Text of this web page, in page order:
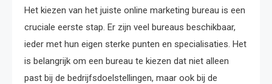
Het kiezen van het juiste online marketing bureau is een
cruciale eerste stap. Er zijn veel bureaus beschikbaar,
ieder met hun eigen sterke punten en specialisaties. Het
is belangrijk om een bureau te kiezen dat niet alleen
past bij de bedrijfsdoelstellingen, maar ook bij de